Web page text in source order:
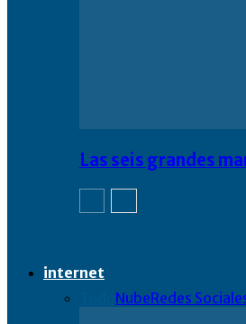
Las seis grandes
internet
NubeRedes